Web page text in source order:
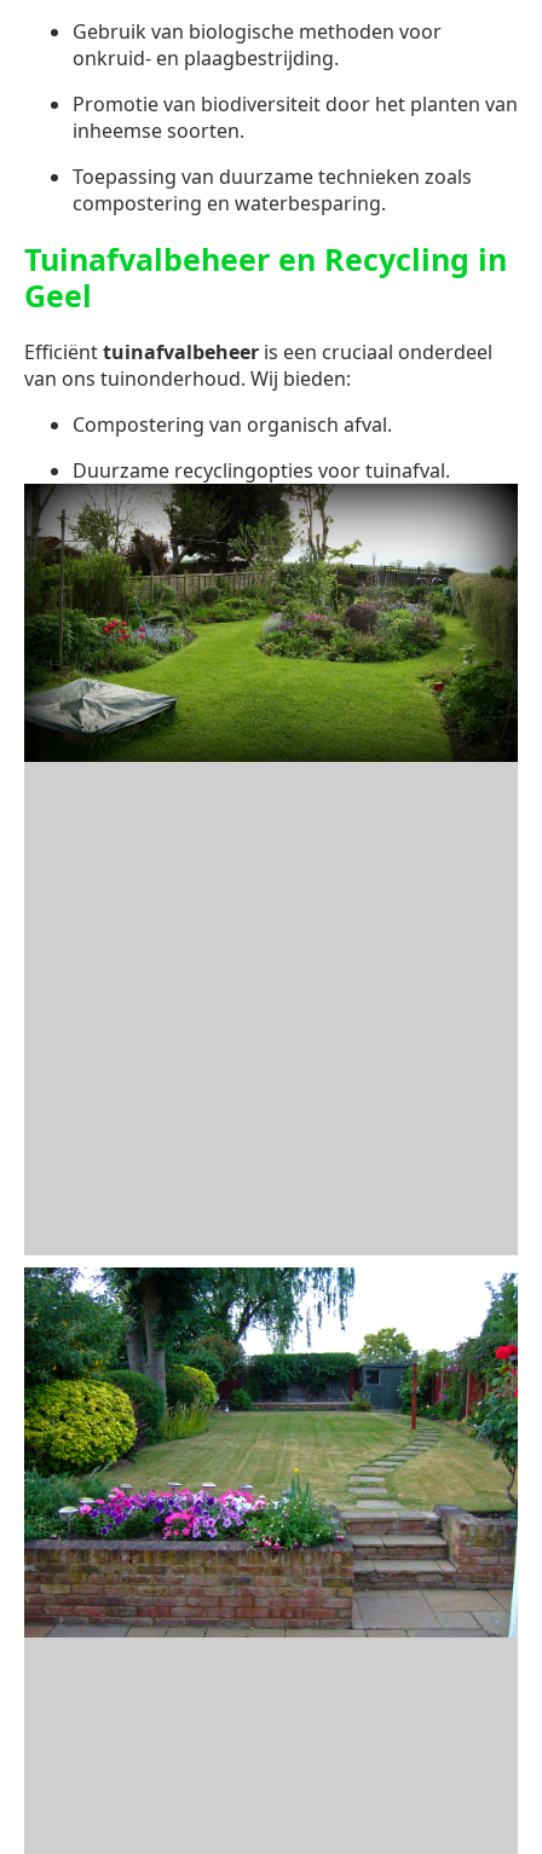
Gebruik van biologische methoden voor
onkruid- en plaagbestrijding.
Promotie van biodiversiteit door het planten van
inheemse soorten.
Toepassing van duurzame technieken zoals
compostering en waterbesparing.
Tuinafvalbeheer en Recycling in
Geel
Efficiënttuinafvalbeheer is een cruciaal onderdeel
van ons tuinonderhoud. Wij bieden:
Compostering van organisch afval.
Duurzame recyclingopties voor tuinafval.